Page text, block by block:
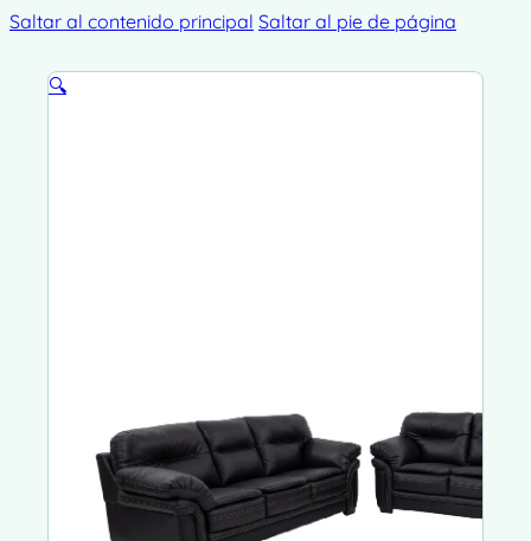
Saltar al contenido principal Saltar al pie de página
🔍